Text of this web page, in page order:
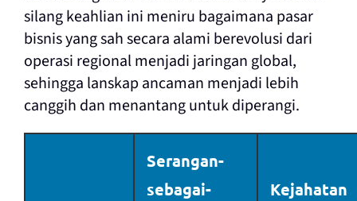
silang keahlian ini meniru bagaimana pasar
bisnis yang sah secara alami berevolusi dari
operasi regional menjadi jaringan global,
sehingga lanskap ancaman menjadi lebih
canggih dan menantang untuk diperangi.
Serangan-
sebagai-
Kejahatan